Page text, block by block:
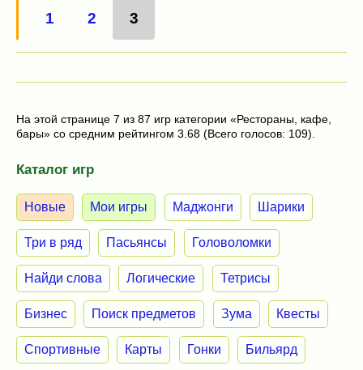
1 2 3
На этой странице 7 из 87 игр категории «Рестораны, кафе,
бары» со средним рейтингом 3.68 (Всего голосов: 109).
Каталог игр
Новые Мои игры Маджонги Шарики
Три в ряд Пасьянсы Головоломки
Найди слова Логические Тетрисы
Бизнес Поиск предметов Зума Квесты
Спортивные Карты Гонки Бильярд